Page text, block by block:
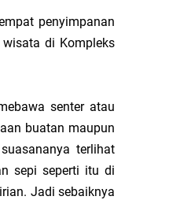
penyimpanan
di Kompleks
senter atau
buatan maupun
terlihat
sepi seperti itu di
Jadi sebaiknya